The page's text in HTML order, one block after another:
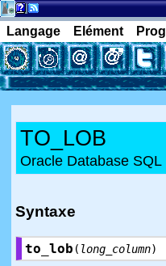
Langage
Elément
TO_LOB
Oracle Database SQL
Syntaxe
to_lob ( long_column)